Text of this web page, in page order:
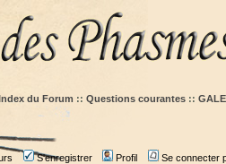
du Forum :: Questions courantes ::
S'enregistrer Profil Se connecter